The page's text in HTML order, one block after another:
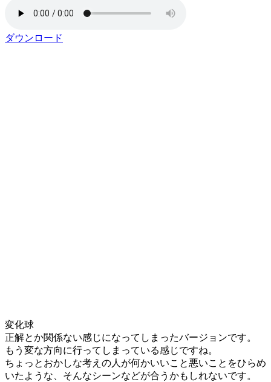
ダウンロード
変化球
正解とか関係ない感じになってしまったバージョンです。
もう変な方向に行ってしまっている感じですね。
ちょっとおかしな考えの人が何かいいこと悪いことをひらめ
いたような、そんなシーンなどが合うかもしれないです。